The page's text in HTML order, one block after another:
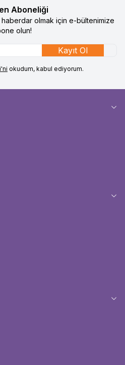
Aboneliği
olmak için e-bültenimize
olun!
Kayıt Ol
okudum, kabul ediyorum.